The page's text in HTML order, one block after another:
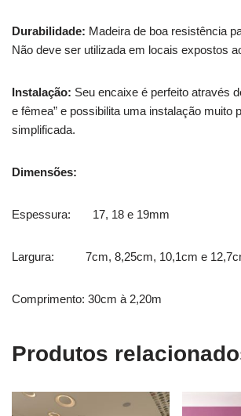
Durabilidade: Madeira de boa resistência
Não deve ser utilizada em locais expostos
Instalação: Seu encaixe é perfeito através
e fêmea” e possibilita uma instalação muito
simplificada.
Dimensões:
Espessura: 17, 18 e 19mm
Largura: 7cm, 8,25cm, 10,1cm e
Comprimento: 30cm à 2,20m
Produtos